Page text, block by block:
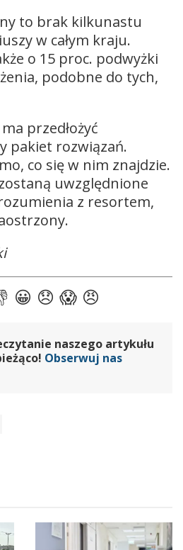
to brak kilkunastu
w całym kraju.
o 15 proc. podwyżki
podobne do tych,
przedłożyć
pakiet rozwiązań.
co się w nim znajdzie.
uwzględnione
z resortem,
naszego artykułu
Obserwuj nas